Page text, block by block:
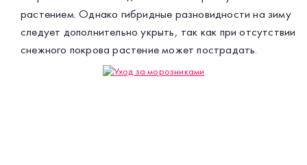
растением. Однако гибридные разновидности на зиму
следует дополнительно укрыть, так как при отсутствии
снежного покрова растение может пострадать.